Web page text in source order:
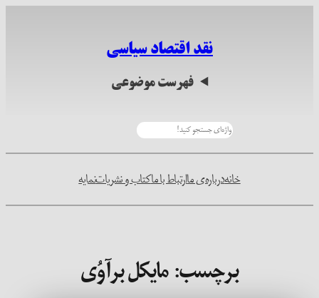
نقد اقتصاد سیاسی
فهرست موضوعی
خانهدرباره‌ی ماارتباط با ماکتاب و نشریاتنمایه
برچسب:مایکل برآوُی